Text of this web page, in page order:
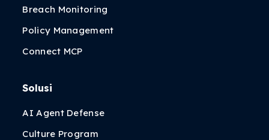
Breach Monitoring
Policy Management
Connect MCP
Solusi
AI Agent Defense
Culture Program